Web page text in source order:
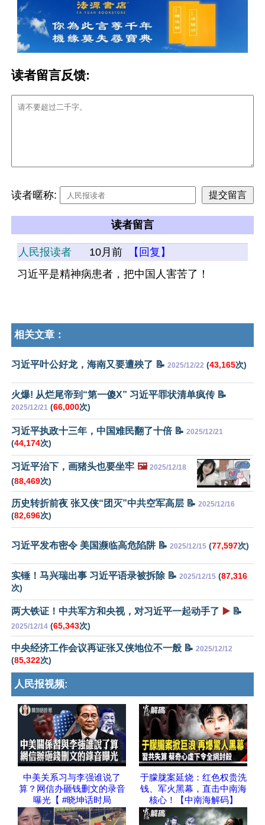
读者留言反馈:
读者暱称:
读者留言
人民报读者 10月前
【回复】
习近平是精神病患者，把中国人害苦了！
相关文章：
习近平叶公好龙，海南又要遭殃了 📝 2025/12/22 (43,165次)
火爆! 从烂尾帝到“第一傻X” 习近平罪状清单疯传 📝
2025/12/21 (66,000次)
习近平执政十三年，中国难民翻了十倍 📝 2025/12/21
(44,174次)
习近平治下，画猪头也要坐牢 🖼️ 2025/12/18
(88,469次)
历史转折前夜 张又侠“团灭”中共空军高层 📝 2025/12/16
(82,696次)
习近平发布密令 美国濒临高危陷阱 📝 2025/12/15 (77,597次)
实锤！马兴瑞出事 习近平语录被拆除 📝 2025/12/15 (87,316
次)
两大铁证！中共军方和央视，对习近平一起动手了 ▶️ 📝
2025/12/14 (65,343次)
中央经济工作会议再证张又侠地位不一般 📝 2025/12/12
(85,322次)
人民报视频:
中美关系习与李强谁说了
算？网信办砸钱删文的录音
曝光【 #晓坤话时局
于朦胧案延烧：红色权贵洗
钱、军火黑幕，直击中南海
核心！【中南海解码】